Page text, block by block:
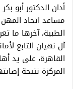
أدان الدكتور أبو
مساعد اتحاد المهن
الطبية، آخرها ما
آل نهيان التابع
القاهرة، على يد
المركزة نتيجة